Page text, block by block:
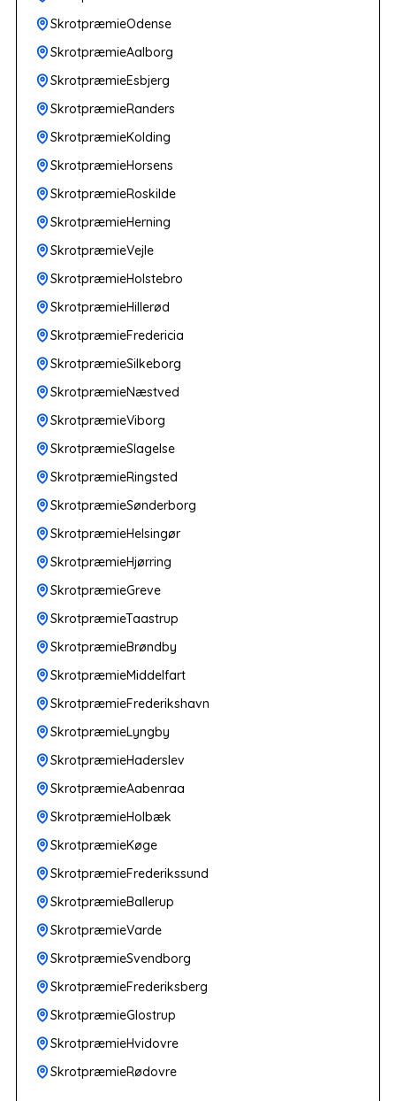
SkrotpræmieOdense
SkrotpræmieAalborg
SkrotpræmieEsbjerg
SkrotpræmieRanders
SkrotpræmieKolding
SkrotpræmieHorsens
SkrotpræmieRoskilde
SkrotpræmieHerning
SkrotpræmieVejle
SkrotpræmieHolstebro
SkrotpræmieHillerød
SkrotpræmieFredericia
SkrotpræmieSilkeborg
SkrotpræmieNæstved
SkrotpræmieViborg
SkrotpræmieSlagelse
SkrotpræmieRingsted
SkrotpræmieSønderborg
SkrotpræmieHelsingør
SkrotpræmieHjørring
SkrotpræmieGreve
SkrotpræmieTaastrup
SkrotpræmieBrøndby
SkrotpræmieMiddelfart
SkrotpræmieFrederikshavn
SkrotpræmieLyngby
SkrotpræmieHaderslev
SkrotpræmieAabenraa
SkrotpræmieHolbæk
SkrotpræmieKøge
SkrotpræmieFrederikssund
SkrotpræmieBallerup
SkrotpræmieVarde
SkrotpræmieSvendborg
SkrotpræmieFrederiksberg
SkrotpræmieGlostrup
SkrotpræmieHvidovre
SkrotpræmieRødovre